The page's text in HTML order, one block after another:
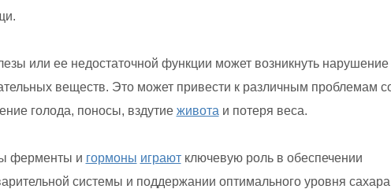
или ее недостаточной функции может возникнуть нарушение
веществ. Это может привести к различным проблемам
голода, поносы, вздутие живота и потеря веса.
ферменты и гормоны играютключевую роль в обеспечении
системы и поддержании оптимального уровня